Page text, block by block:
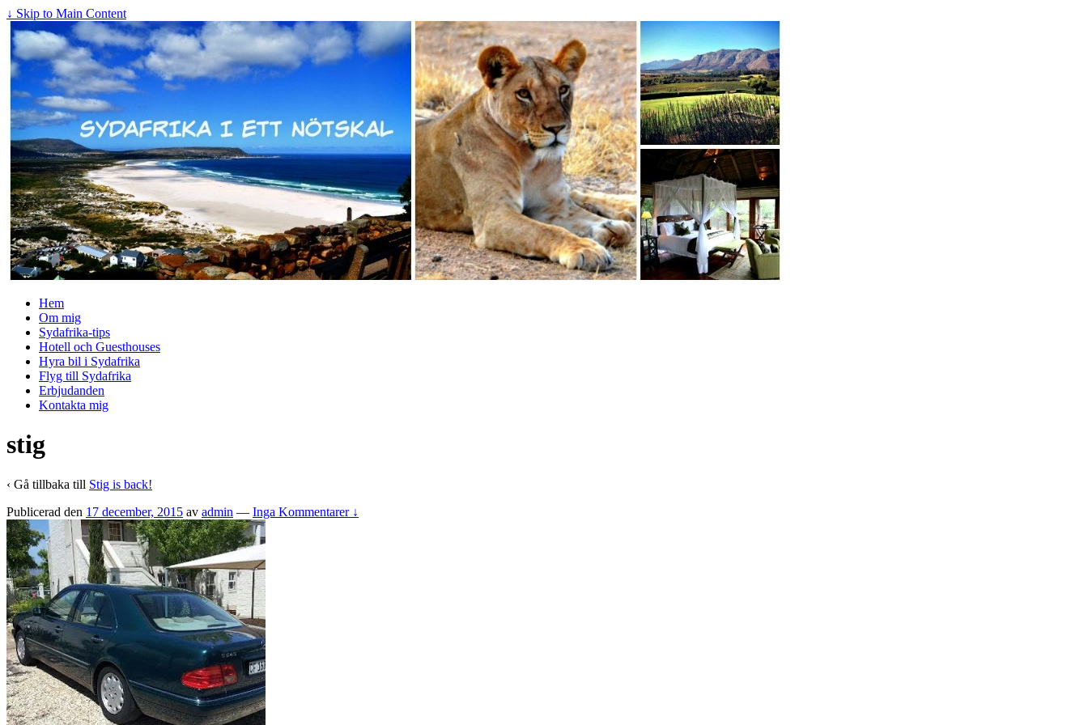
↓ Skip to Main Content
Hem
Om mig
Sydafrika-tips
Hotell och Guesthouses
Hyra bil i Sydafrika
Flyg till Sydafrika
Erbjudanden
Kontakta mig
stig
‹ Gå tillbaka till Stig is back!
Publicerad den 17 december, 2015 av admin — Inga Kommentarer ↓